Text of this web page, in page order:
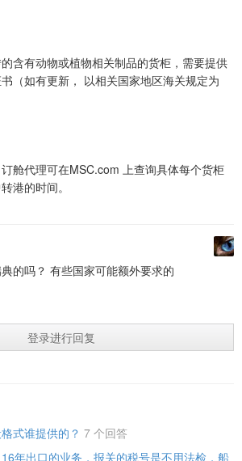
含有动物或植物相关制品的货柜，需要提供
（如有更新， 以相关国家地区海关规定为
舱代理可在MSC.com 上查询具体每个货柜
港的时间。
的吗？ 有些国家可能额外要求的
登录进行回复
式谁提供的？ 7 个回答
年出口的业务，报关的税号是不用法检，船